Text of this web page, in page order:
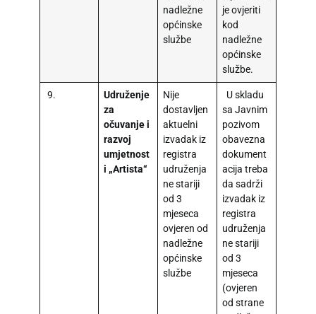
nadležne
općinske
službe
je ovjeriti
kod
nadležne
općinske
službe.
9.
Udruženje
za
očuvanje i
razvoj
umjetnost
i „Artista“
Nije
dostavljen
aktuelni
izvadak iz
registra
udruženja
ne stariji
od 3
mjeseca
ovjeren od
nadležne
općinske
službe
U skladu
sa Javnim
pozivom
obavezna
dokument
acija treba
da sadrži
izvadak iz
registra
udruženja
ne stariji
od 3
mjeseca
(ovjeren
od strane